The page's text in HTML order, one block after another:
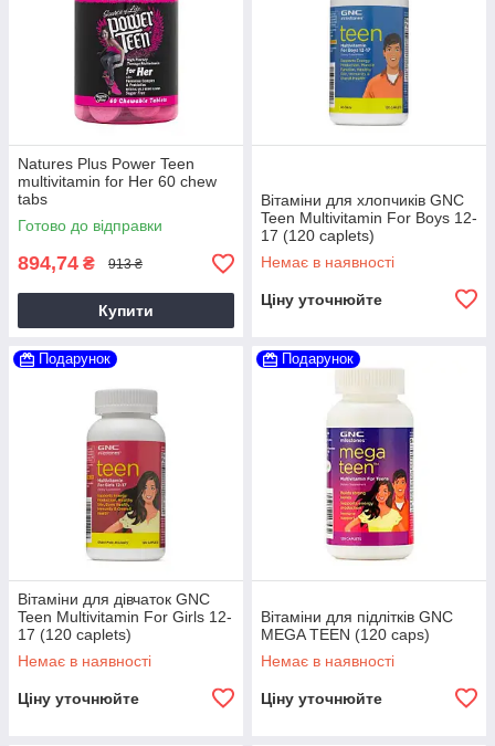
Natures Plus Power Teen
multivitamin for Her 60 chew
tabs
Готово до відправки
894,74 ₴ 913 ₴
Купити
Вітаміни для хлопчиків GNC
Teen Multivitamin For Boys 12-
17 (120 caplets)
Немає в наявності
Ціну уточнюйте
Подарунок
Вітаміни для дівчаток GNC
Teen Multivitamin For Girls 12-
17 (120 caplets)
Немає в наявності
Ціну уточнюйте
Подарунок
Вітаміни для підлітків GNC
MEGA TEEN (120 caps)
Немає в наявності
Ціну уточнюйте